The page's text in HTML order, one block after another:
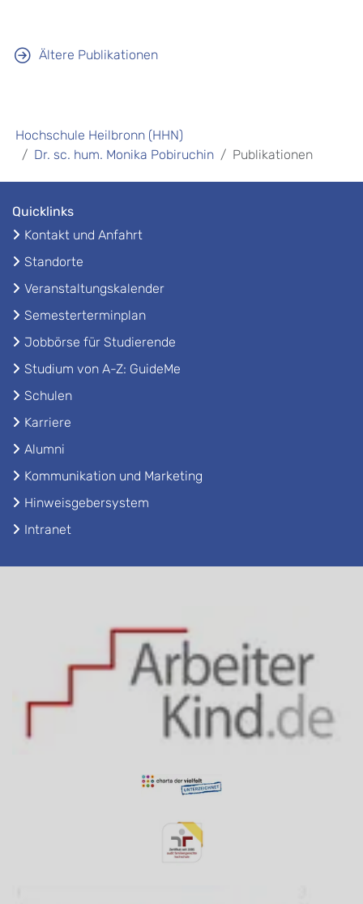
Ältere Publikationen
Hochschule Heilbronn (HHN)
Dr. sc. hum. Monika Pobiruchin
Publikationen
Quicklinks
Kontakt und Anfahrt
Standorte
Veranstaltungskalender
Semesterterminplan
Jobbörse für Studierende
Studium von A-Z: GuideMe
Schulen
Karriere
Alumni
Kommunikation und Marketing
Hinweisgebersystem
Intranet